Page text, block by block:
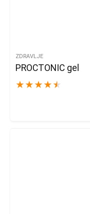
ZDRAVLJE
PROCTONIC gel
★ ★ ★ ★ ★